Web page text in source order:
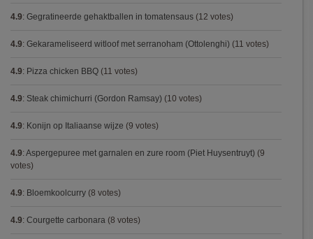
4.9: Gegratineerde gehaktballen in tomatensaus (12 votes)
4.9: Gekarameliseerd witloof met serranoham (Ottolenghi) (11 votes)
4.9: Pizza chicken BBQ (11 votes)
4.9: Steak chimichurri (Gordon Ramsay) (10 votes)
4.9: Konijn op Italiaanse wijze (9 votes)
4.9: Aspergepuree met garnalen en zure room (Piet Huysentruyt) (9
votes)
4.9: Bloemkoolcurry (8 votes)
4.9: Courgette carbonara (8 votes)